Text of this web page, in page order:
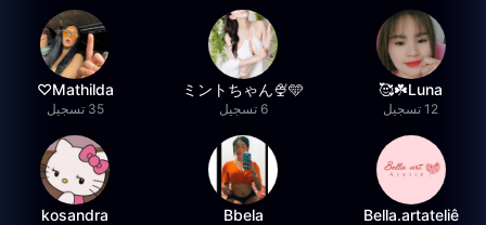
Luna☘️🥰
12 تسجيل
ミントちゃん🍨🩵
6 تسجيل
Mathilda♡︎
35 تسجيل
Bella.artateliê
Bbela
kosandra